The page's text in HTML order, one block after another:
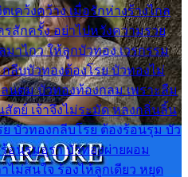
เคว้งคว้าง เมื่อรักห่างร้างไกล
สักครั้ง อย่าไปหวังความรวย
มาไกว ให้ลูกบัวทอง เวรกรรม
ลีบบัวทองต้องโรย บัวทองไม่
นตม บัวทองท้องกลม เพราะลืม
ตย์ เจ้าจึงไม่ระมัด หลงกลิ่นลิ้น
บัวทองกลีบโรย ต้องร้อนรุม บัว
นรุมอุรา บัวทองผ่ายผอม
ไม่สนใจ ร้องไห้ลูกเดียว หยุด